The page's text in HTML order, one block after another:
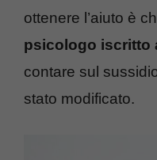
ottenere l’aiuto è
psicologo iscritto
contare sul
stato modificato.